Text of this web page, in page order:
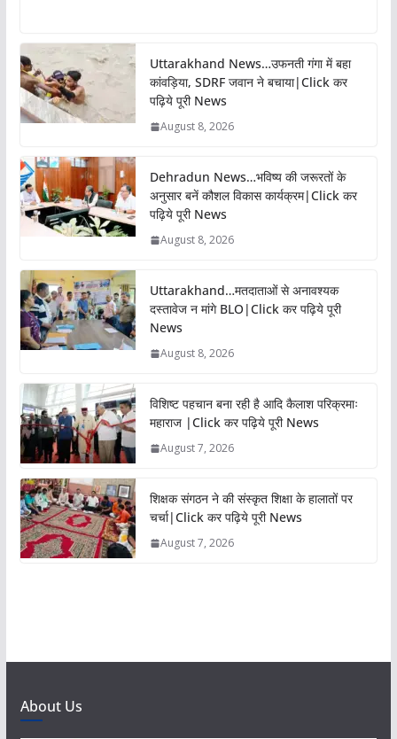
Uttarakhand News…उफनती गंगा में बहा
कांवड़िया, SDRF जवान ने बचाया|Click कर
पढ़िये पूरी News
August 8, 2026
Dehradun News…भविष्य की जरूरतों के
अनुसार बनें कौशल विकास कार्यक्रम|Click कर
पढ़िये पूरी News
August 8, 2026
Uttarakhand…मतदाताओं से अनावश्यक
दस्तावेज न मांगे BLO|Click कर पढ़िये पूरी
News
August 8, 2026
विशिष्ट पहचान बना रही है आदि कैलाश परिक्रमाः
महाराज |Click कर पढ़िये पूरी News
August 7, 2026
शिक्षक संगठन ने की संस्कृत शिक्षा के हालातों पर
चर्चा|Click कर पढ़िये पूरी News
August 7, 2026
About Us